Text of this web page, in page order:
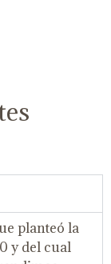
planteó la
y del cual